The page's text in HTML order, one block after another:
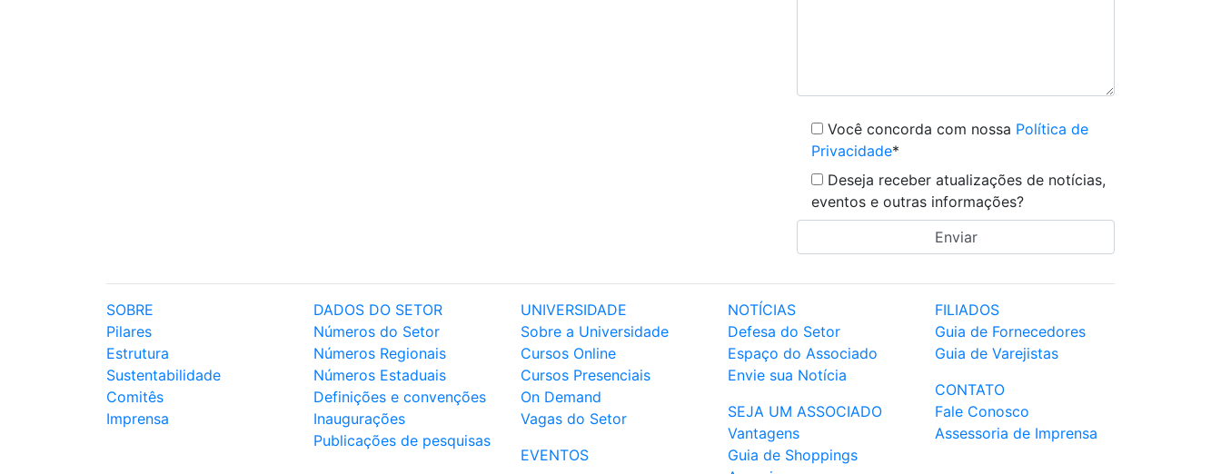
Você concorda com nossa Política de
Privacidade*
Deseja receber atualizações de notícias,
eventos e outras informações?
SOBRE
Pilares
Estrutura
Sustentabilidade
Comitês
Imprensa
DADOS DO SETOR
Números do Setor
Números Regionais
Números Estaduais
Definições e convenções
Inaugurações
Publicações de pesquisas
UNIVERSIDADE
Sobre a Universidade
Cursos Online
Cursos Presenciais
On Demand
Vagas do Setor
EVENTOS
NOTÍCIAS
Defesa do Setor
Espaço do Associado
Envie sua Notícia
SEJA UM ASSOCIADO
Vantagens
Guia de Shoppings
FILIADOS
Guia de Fornecedores
Guia de Varejistas
CONTATO
Fale Conosco
Assessoria de Imprensa